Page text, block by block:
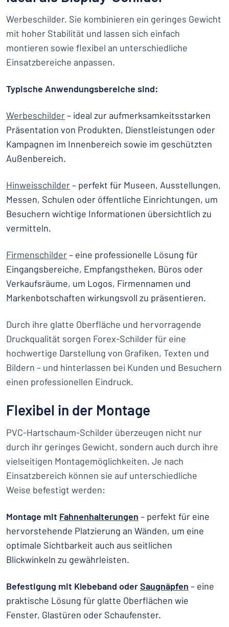
Werbeschilder. Sie kombinieren ein geringes Gewicht
mit hoher Stabilität und lassen sich einfach
montieren sowie flexibel an unterschiedliche
Einsatzbereiche anpassen.
Typische Anwendungsbereiche sind:
Werbeschilder– ideal zur aufmerksamkeitsstarken
Präsentation von Produkten, Dienstleistungen oder
Kampagnen im Innenbereich sowie im geschützten
Außenbereich.
Hinweisschilder– perfekt für Museen, Ausstellungen,
Messen, Schulen oder öffentliche Einrichtungen, um
Besuchern wichtige Informationen übersichtlich zu
vermitteln.
Firmenschilder– eine professionelle Lösung für
Eingangsbereiche, Empfangstheken, Büros oder
Verkaufsräume, um Logos, Firmennamen und
Markenbotschaften wirkungsvoll zu präsentieren.
Durch ihre glatte Oberfläche und hervorragende
Druckqualität sorgen Forex-Schilder für eine
hochwertige Darstellung von Grafiken, Texten und
Bildern – und hinterlassen bei Kunden und Besuchern
einen professionellen Eindruck.
Flexibel in der Montage
PVC-Hartschaum-Schilder überzeugen nicht nur
durch ihr geringes Gewicht, sondern auch durch ihre
vielseitigen Montagemöglichkeiten. Je nach
Einsatzbereich können sie auf unterschiedliche
Weise befestigt werden:
Montage mit Fahnenhalterungen – perfekt für eine
hervorstehende Platzierung an Wänden, um eine
optimale Sichtbarkeit auch aus seitlichen
Blickwinkeln zu gewährleisten.
Befestigung mit Klebeband oderSaugnäpfen – eine
praktische Lösung für glatte Oberflächen wie
Fenster, Glastüren oder Schaufenster.